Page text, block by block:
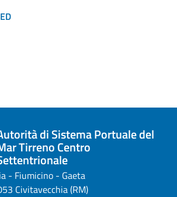
di Sistema Portuale del
Tirreno Centro
- Fiumicino - Gaeta
Civitavecchia (RM)